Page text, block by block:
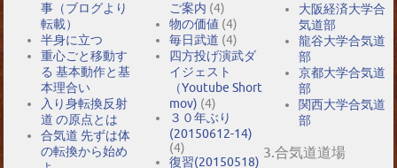
事（ブログより
転載）
半身に立つ
重心ごと移動す
る 基本動作と基
本理合い
入り身転換反射
道 の原点とは
合気道 先ずは体
の転換から始め
ご案内 (4)
物の価値 (4)
毎日武道 (4)
四方投げ演武ダ
イジェスト
（Youtube Short
mov) (4)
３０年ぶり
(20150612-14)
(4)
復習(20150518)
大阪経済大学合
気道部
龍谷大学合気道
部
京都大学合気道
部
関西大学合気道
部
3.合気道道場